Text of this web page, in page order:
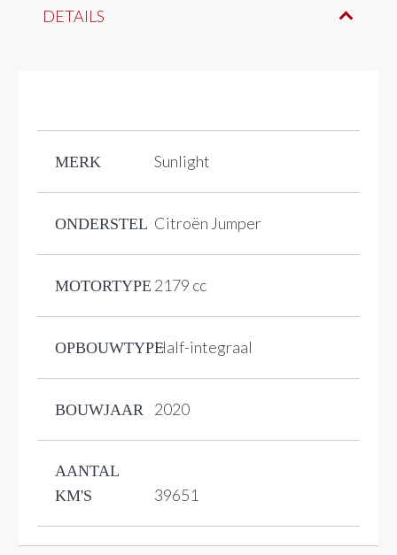
DETAILS
MERK Sunlight
ONDERSTEL Citroën Jumper
MOTORTYPE 2179 cc
OPBOUWTYPEHalf-integraal
BOUWJAAR 2020
AANTAL
KM'S
39651